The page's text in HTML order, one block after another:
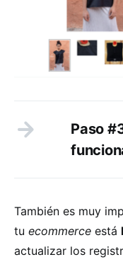
Paso
También es muy
tu ecommerce está
actualizar los